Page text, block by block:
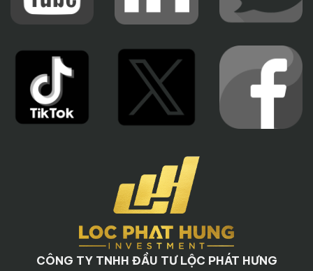
CÔNG TY TNHH ĐẦU TƯ LỘC PHÁT HƯNG